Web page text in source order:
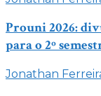
Prouni 2026:
para o 2º
Jonathan